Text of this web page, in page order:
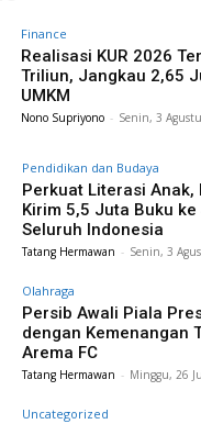
Finance
Realisasi KUR 2026
Triliun, Jangkau 2,65
UMKM
Nono Supriyono - Senin, 3
Pendidikan dan Budaya
Perkuat Literasi Anak,
Kirim 5,5 Juta Buku ke
Seluruh Indonesia
Tatang Hermawan - Senin, 3
Olahraga
Persib Awali Piala
dengan Kemenangan
Arema FC
Tatang Hermawan - Minggu, 26
Uncategorized